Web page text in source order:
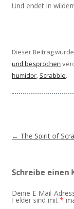
Und endet in
Dieser Beitrag
und besprochen
humidor, Scrabble.
← The Spirit of
Schreibe einen
Deine E-Mail-
Felder sind mit *